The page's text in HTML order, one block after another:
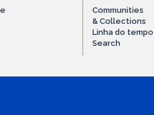
Communities
& Collections
Linha do tempo
Search